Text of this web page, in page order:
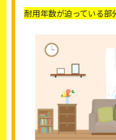
耐用年数が迫っている部